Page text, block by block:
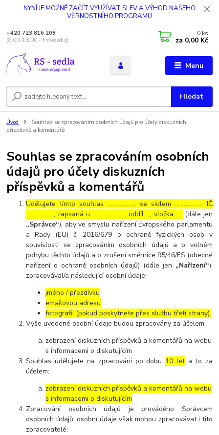
NYNÍ JE MOŽNÉ ZAČÍT VYUŽÍVAT SLEV A VÝHOD NAŠEHO
VĚRNOSTNÍHO PROGRAMU
Menu
Hledat
+420 723 816 208
(8.00-18.00 - Hořesedly)
0 ks
za 0,00 Kč
Úvod
Souhlas se zpracováním osobních údajů pro účely diskuzních
příspěvků a komentářů
Souhlas se zpracováním osobních
údajů pro účely diskuzních
příspěvků a komentářů
Udělujete tímto souhlas ……………..., se sídlem ………………, IČ
………………., zapsaná u ………………… , oddíl …, vložka ….. (dále jen
„Správce“), aby ve smyslu nařízení Evropského parlamentu
a Rady (EU) č. 2016/679 o ochraně fyzických osob v
souvislosti se zpracováním osobních údajů a o volném
pohybu těchto údajů a o zrušení směrnice 95/46/ES (obecné
nařízení o ochraně osobních údajů) (dále jen „Nařízení“),
zpracovával/a následující osobní údaje:
jméno / přezdívku
emailovou adresu
fotografii (pokud poskytnete přes službu třetí strany).
Výše uvedené osobní údaje budou zpracovány za účelem:
zobrazení diskuzních příspěvků a komentářů na webu
s informacemi o diskutujícím
Souhlas udělujete na zpracování po dobu 10 leta to za
účelem:
zobrazení diskuzních příspěvků a komentářů na webu
s informacemi o diskutujícím
Zpracování osobních údajů je prováděno Správcem
osobních údajů, osobní údaje však mohou zpracovávat i tito
zpracovatelé: